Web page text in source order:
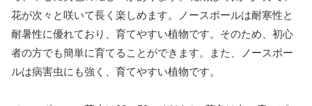
花が次々と咲いて長く楽しめます。ノースポールは耐寒性と
耐暑性に優れており、育てやすい植物です。そのため、初心
者の方でも簡単に育てることができます。また、ノースポー
ルは病害虫にも強く、育てやすい植物です。